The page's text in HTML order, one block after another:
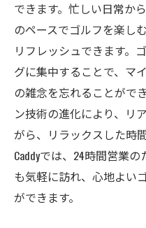
できます。忙しい日常か
のペースでゴルフを楽し
リフレッシュできます。
グに集中することで、マ
の雑念を忘れることがで
ン技術の進化により、リ
がら、リラックスした時
Caddyでは、24時間営業
も気軽に訪れ、心地よい
ができます。